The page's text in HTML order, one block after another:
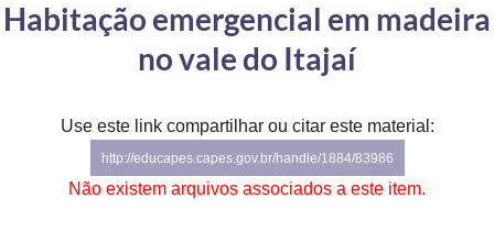
Controladoria-Geral da União
Ministério da Mulher, da Família e dos Direitos Humanos
Secretaria-Geral
Habitação emergencial em madeira
no vale do Itajaí
Use este link compartilhar ou citar este material:
http://educapes.capes.gov.br/handle/1884/83986
Não existem arquivos associados a este item.